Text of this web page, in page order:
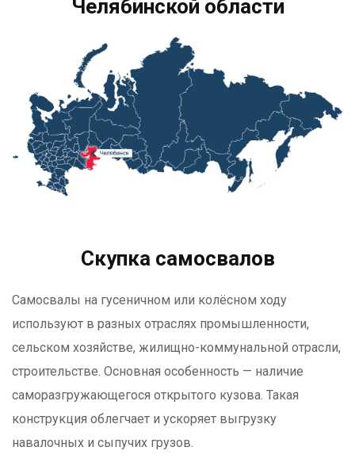
Челябинской области
Скупка самосвалов
Самосвалы на гусеничном или колёсном ходу
используют в разных отраслях промышленности,
сельском хозяйстве, жилищно-коммунальной отрасли,
строительстве. Основная особенность — наличие
саморазгружающегося открытого кузова. Такая
конструкция облегчает и ускоряет выгрузку
навалочных и сыпучих грузов.